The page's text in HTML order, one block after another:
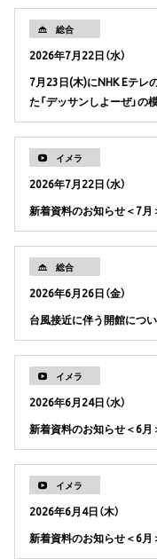
総合
2026年7月22日（水）
7月23日(木)にNHK Eテレ
た「デッサンしよーぜ」の
イメラ
2026年7月22日（水）
新着資料のお知らせ＜7月
総合
2026年6月26日（金）
台風接近に伴う開館につ
イメラ
2026年6月24日（水）
新着資料のお知らせ＜6月
イメラ
2026年6月4日（木）
新着資料のお知らせ＜6月